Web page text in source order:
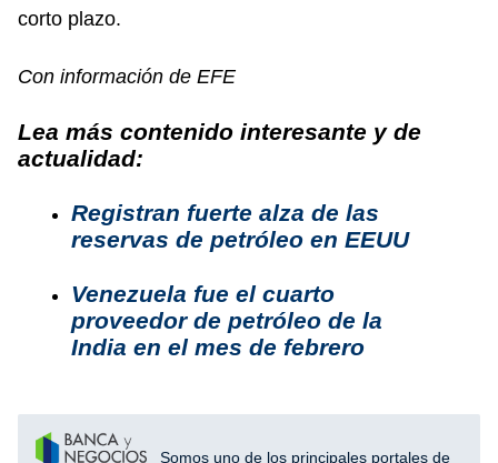
corto plazo.
Con información de EFE
Lea más contenido interesante y de
actualidad:
Registran fuerte alza de las
reservas de petróleo en EEUU
Venezuela fue el cuarto
proveedor de petróleo de la
India en el mes de febrero
Somos uno de los principales portales de